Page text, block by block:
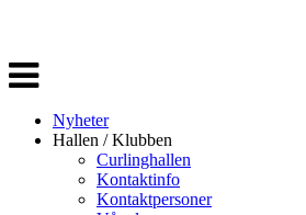
Veksle
navigasjon
Nyheter
Hallen / Klubben
Curlinghallen
Kontaktinfo
Kontaktpersoner